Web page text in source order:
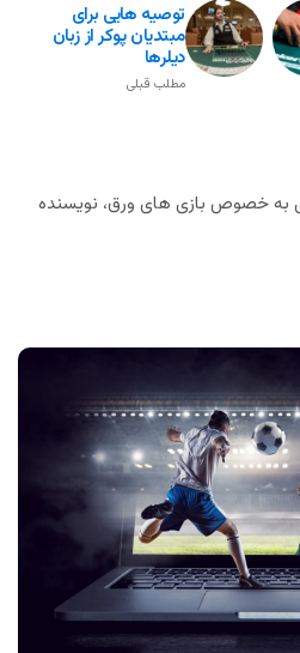
توصیه هایی برای
مبتدیان پوکر از زبان
دیلرها
مطلب قبلی
به خصوص بازی های ورق، نویسنده